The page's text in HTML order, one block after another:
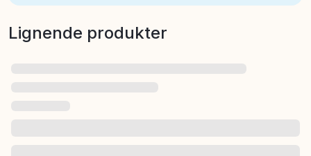
Lignende produkter